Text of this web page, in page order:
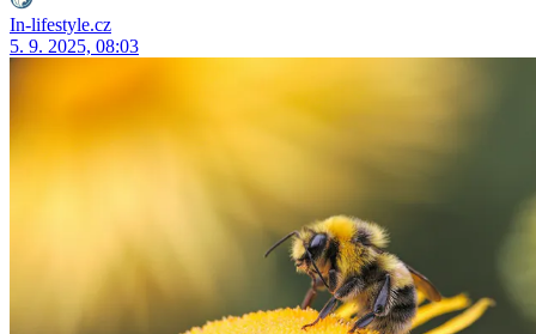
In-lifestyle.cz
5. 9. 2025, 08:03